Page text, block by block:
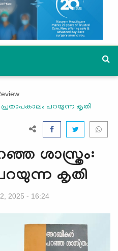
പറയുന്ന കൃതി
ശാസ്ത്രം:
കൃതി
2025 - 16:24